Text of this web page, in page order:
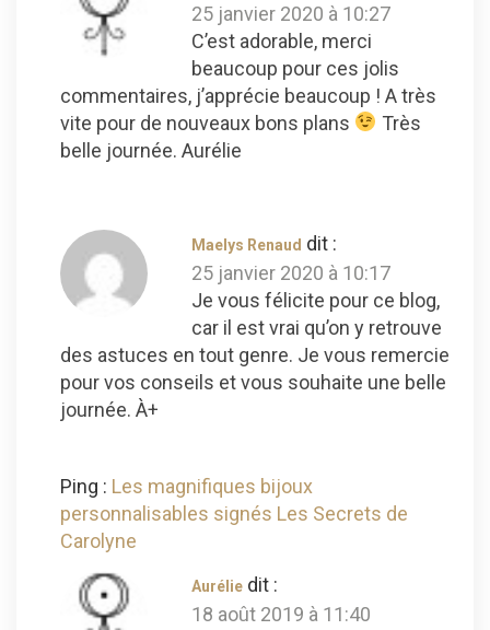
25 janvier 2020 à 10:27
C’est adorable, merci
beaucoup pour ces jolis
commentaires, j’apprécie beaucoup ! A très
vite pour de nouveaux bons plans
Très
belle journée. Aurélie
Maelys Renaud dit :
25 janvier 2020 à 10:17
Je vous félicite pour ce blog,
car il est vrai qu’on y retrouve
des astuces en tout genre. Je vous remercie
pour vos conseils et vous souhaite une belle
journée. À+
Ping : Les magnifiques bijoux
personnalisables signés Les Secrets de
Carolyne
Aurélie dit :
18 août 2019 à 11:40